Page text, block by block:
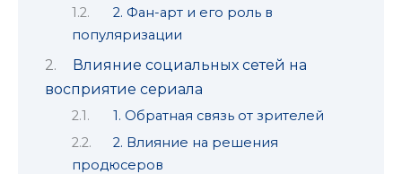
2. Фан-арт и его роль в
популяризации
Влияние социальных сетей на
восприятие сериала
1. Обратная связь от зрителей
2. Влияние на решения
продюсеров